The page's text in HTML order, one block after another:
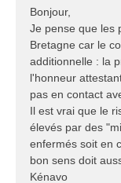
s
g
e
Bonjour,
Je pense que les
Bretagne car le
additionnelle : la
l'honneur
pas en contact
Il est vrai que le
élevés par des
enfermés soit en
bon sens doit
Kénavo